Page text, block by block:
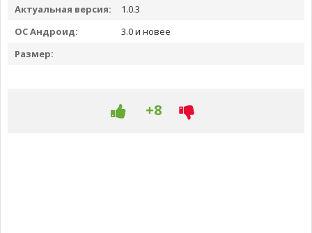
Актуальная версия:
1.0.3
ОС Андроид:
3.0 и новее
Размер:
+8